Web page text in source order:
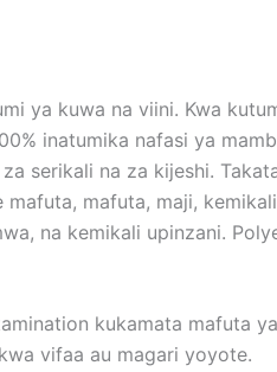
ya kuwa na viini. Kwa
inatumika nafasi ya
serikali na za kijeshi.
mafuta, maji,
na kemikali upinzani.
kukamata mafuta
vifaa au magari yoyote.